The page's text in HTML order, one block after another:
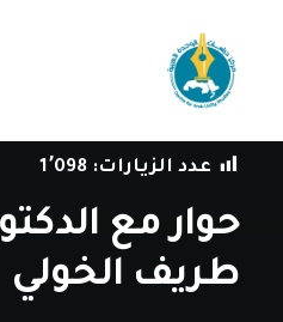
فيحوارات
عدد الزيارات: 1٬098
حوار مع
طريف الخولي